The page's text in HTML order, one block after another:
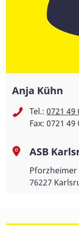
Anja Kühn
Tel.: 0721 49
Fax: 0721 49
ASB
Pforzheimer
76227